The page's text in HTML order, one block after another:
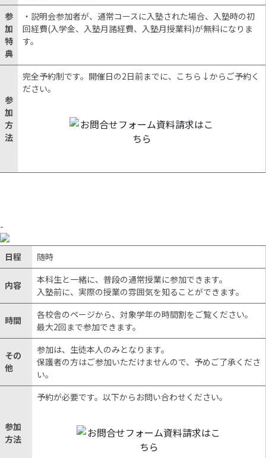
参
加
特
典
・説明会参加者が、通常コースに入塾された場合、入塾時の初
回経費(入学金、入塾月諸経費、入塾月授業料)が無料になりま
す。
参
加
方
法
完全予約制です。開催日の2日前までに、こちら↓からご予約く
ださい。
-
日程 随時
内容
本科生と一緒に、普段の通常授業に参加できます。
入塾前に、実際の授業の雰囲気を知ることができます。
時間
各校舎のページから、対象学年の時間割をご覧ください。
最大2回まで参加できます。
その
他
参加は、生徒本人のみとなります。
保護者の方はご参加いただけませんので、予めご了承くださ
い。
参加
方法
予約が必要です。以下からお問い合わせください。